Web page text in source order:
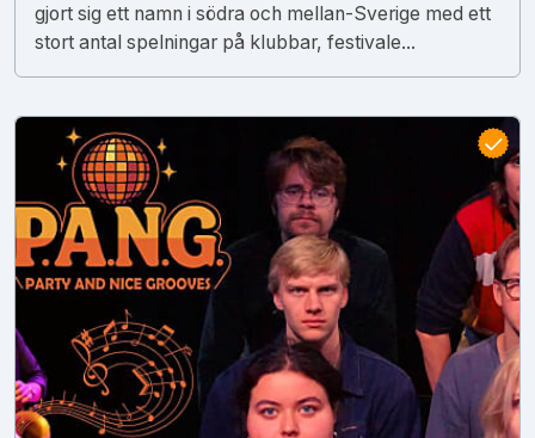
gjort sig ett namn i södra och mellan-Sverige med ett
stort antal spelningar på klubbar, festivale...